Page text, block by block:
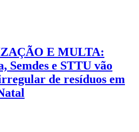
E MULTA:
Semdes e STTU vão
de resíduos em